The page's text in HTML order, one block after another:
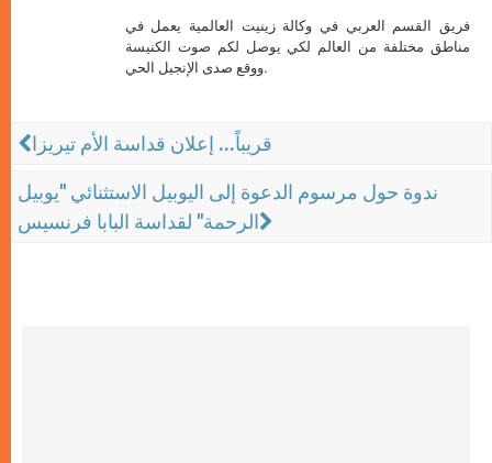
فريق القسم العربي في وكالة زينيت العالمية يعمل في
مناطق مختلفة من العالم لكي يوصل لكم صوت الكنيسة
ووقع صدى الإنجيل الحي.
قريباً... إعلان قداسة الأم تيريزا
ندوة حول مرسوم الدعوة إلى اليوبيل الاستثنائي "يوبيل
الرحمة" لقداسة البابا فرنسيس